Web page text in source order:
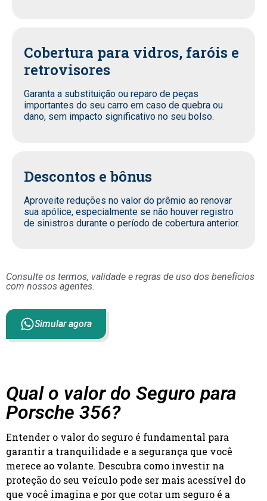
Cobertura para vidros, faróis e
retrovisores
Garanta a substituição ou reparo de peças
importantes do seu carro em caso de quebra ou
dano, sem impacto significativo no seu bolso.
Descontos e bônus
Aproveite reduções no valor do prêmio ao renovar
sua apólice, especialmente se não houver registro
de sinistros durante o período de cobertura anterior.
Consulte os termos, validade e regras de uso dos benefícios
com nossos agentes.
Simular agora
Qual o valor do Seguro para
Porsche 356?
Entender o valor do seguro é fundamental para
garantir a tranquilidade e a segurança que você
merece ao volante. Descubra como investir na
proteção do seu veículo pode ser mais acessível do
que você imagina e por que cotar um seguro é a